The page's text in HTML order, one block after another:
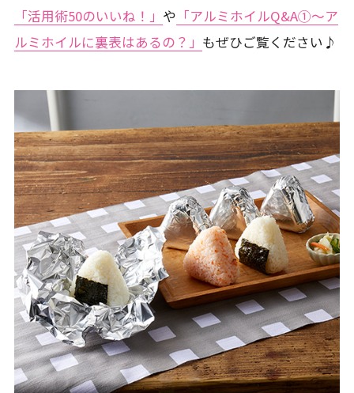
「活用術50のいいね！」 や 「アルミホイルQ&A①～ア
ルミホイルに裏表はあるの？」 もぜひご覧ください♪